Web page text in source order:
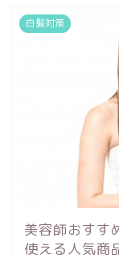
白髪対策
美容師おすす
使える人気商